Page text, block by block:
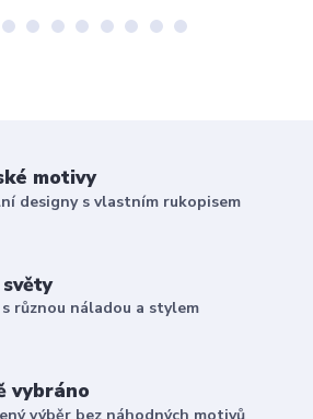
motivy
designy s vlastním rukopisem
různou náladou a stylem
vybráno